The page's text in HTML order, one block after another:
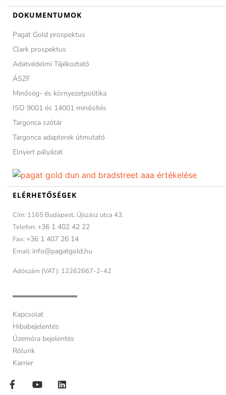
DOKUMENTUMOK
Pagát Gold prospektus
Clark prospektus
Adatvédelmi Tájékoztató
ÁSZF
Minőség- és környezetpolitika
ISO 9001 és 14001 minősítés
Targonca szótár
Targonca adapterek útmutató
Elnyert pályázat
ELÉRHETŐSÉGEK
Cím: 1165 Budapest, Újszász utca 43.
Telefon: +36 1 402 42 22
Fax: +36 1 407 26 14
Email: info@pagatgold.hu
Adószám (VAT): 12262667-2-42
Kapcsolat
Hibabejelentés
Üzemóra bejelentés
Rólunk
Karrier